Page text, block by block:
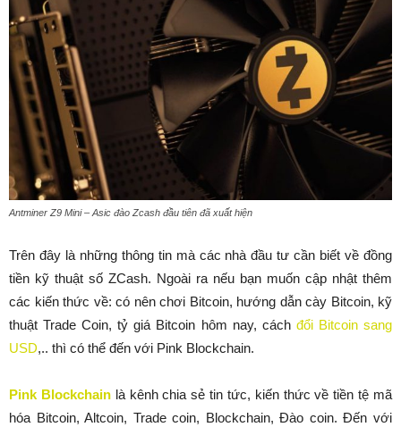
Antminer Z9 Mini – Asic đào Zcash đầu tiên đã xuất hiện
Trên đây là những thông tin mà các nhà đầu tư cần biết về đồng
tiền kỹ thuật số ZCash. Ngoài ra nếu bạn muốn cập nhật thêm
các kiến thức về: có nên chơi Bitcoin, hướng dẫn cày Bitcoin, kỹ
thuật Trade Coin, tỷ giá Bitcoin hôm nay, cách đổi Bitcoin sang
USD,.. thì có thể đến với Pink Blockchain.
Pink Blockchainlà kênh chia sẻ tin tức, kiến thức về tiền tệ mã
hóa Bitcoin, Altcoin, Trade coin, Blockchain, Đào coin. Đến với